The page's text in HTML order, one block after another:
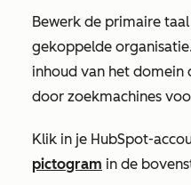
Bewerk de primaire
gekoppelde
inhoud van het domein
door zoekmachines
Klik in je HubSpot-
pictogram in de